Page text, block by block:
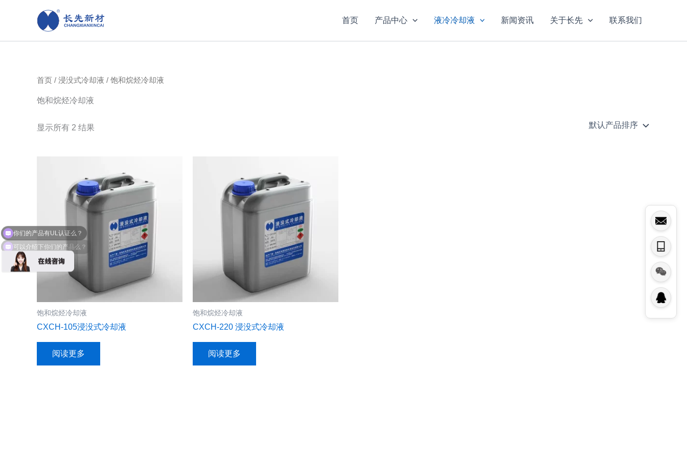
首页 产品中心 液冷冷却液 新闻资讯 关于长先 联系我们
首页 / 浸没式冷却液 / 饱和烷烃冷却液
饱和烷烃冷却液
显示所有 2 结果
饱和烷烃冷却液
CXCH-105浸没式冷却液
阅读更多
饱和烷烃冷却液
CXCH-220 浸没式冷却液
阅读更多
可以介绍下你们的产品么？
你们的产品有UL认证么？